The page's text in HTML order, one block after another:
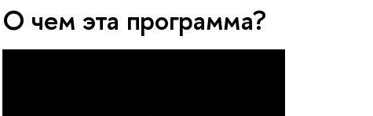
О чем эта программа?